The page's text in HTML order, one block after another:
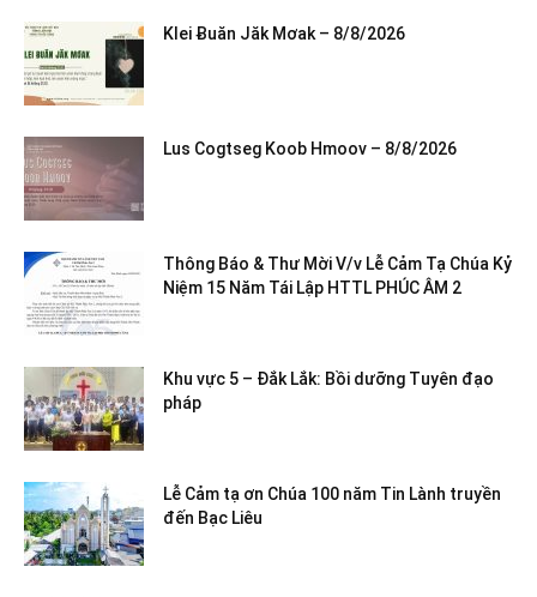
Klei Ƀuăn Jăk Mơak – 8/8/2026
Lus Cogtseg Koob Hmoov – 8/8/2026
Thông Báo & Thư Mời V/v Lễ Cảm Tạ Chúa Kỷ
Niệm 15 Năm Tái Lập HTTL PHÚC ÂM 2
Khu vực 5 – Đắk Lắk: Bồi dưỡng Tuyên đạo
pháp
Lễ Cảm tạ ơn Chúa 100 năm Tin Lành truyền
đến Bạc Liêu